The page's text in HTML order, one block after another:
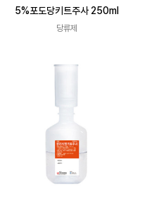
5%포도당키트주사 250ml
당류제